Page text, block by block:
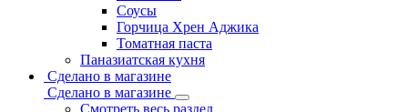
Соусы
Горчица Хрен Аджика
Томатная паста
Паназиатская кухня
Сделано в магазине
Сделано в магазине
Смотреть весь раздел